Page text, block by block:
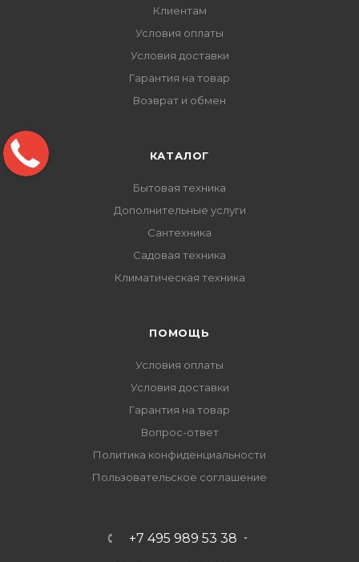
Клиентам
Условия оплаты
Условия доставки
Гарантия на товар
Возврат и обмен
КАТАЛОГ
Бытовая техника
Дополнительные услуги
Сантехника
Садовая техника
Климатическая техника
ПОМОЩЬ
Условия оплаты
Условия доставки
Гарантия на товар
Вопрос-ответ
Политика конфиденциальности
Пользовательское соглашение
+7 495 989 53 38